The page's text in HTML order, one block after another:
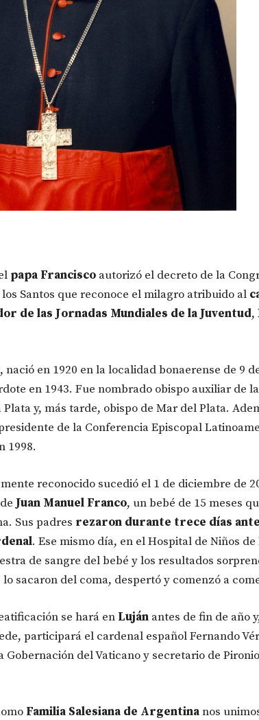
papa Francisco autorizó el decreto de la
Santos que reconoce el milagro atribuido al
de las Jornadas Mundiales de la Juventud,
en 1920 en la localidad bonaerense de 9
en 1943. Fue nombrado obispo auxiliar de la
y, más tarde, obispo de Mar del Plata.
de la Conferencia Episcopal
1998.
reconocido sucedió el 1 de diciembre de
Juan Manuel Franco, un bebé de 15 meses
Sus padres rezaron durante trece días
. Ese mismo día, en el Hospital de Niños de
de sangre del bebé y los resultados
sacaron del coma, despertó y comenzó a
se hará en Luján antes de fin de año
participará el cardenal español Fernando
del Vaticano y secretario de
Familia Salesiana de Argentinanos